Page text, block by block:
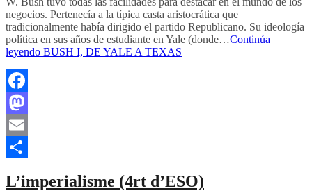
negocios. Pertenecía a la típica casta aristocrática que
tradicionalmente había dirigido el partido Republicano. Su ideología
política en sus años de estudiante en Yale (donde…Continúa
leyendo BUSH I, DE YALE A TEXAS
Facebook
Mastodon
Email
L’imperialisme (4rt d’ESO)